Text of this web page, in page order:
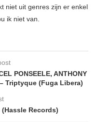
niet uit genres zijn er enkel
ik niet van.
PONSEELE, ANTHONY
Triptyque (Fuga Libera)
(Hassle Records)